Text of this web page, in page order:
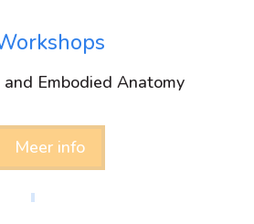
and Embodied Anatomy
Meer info